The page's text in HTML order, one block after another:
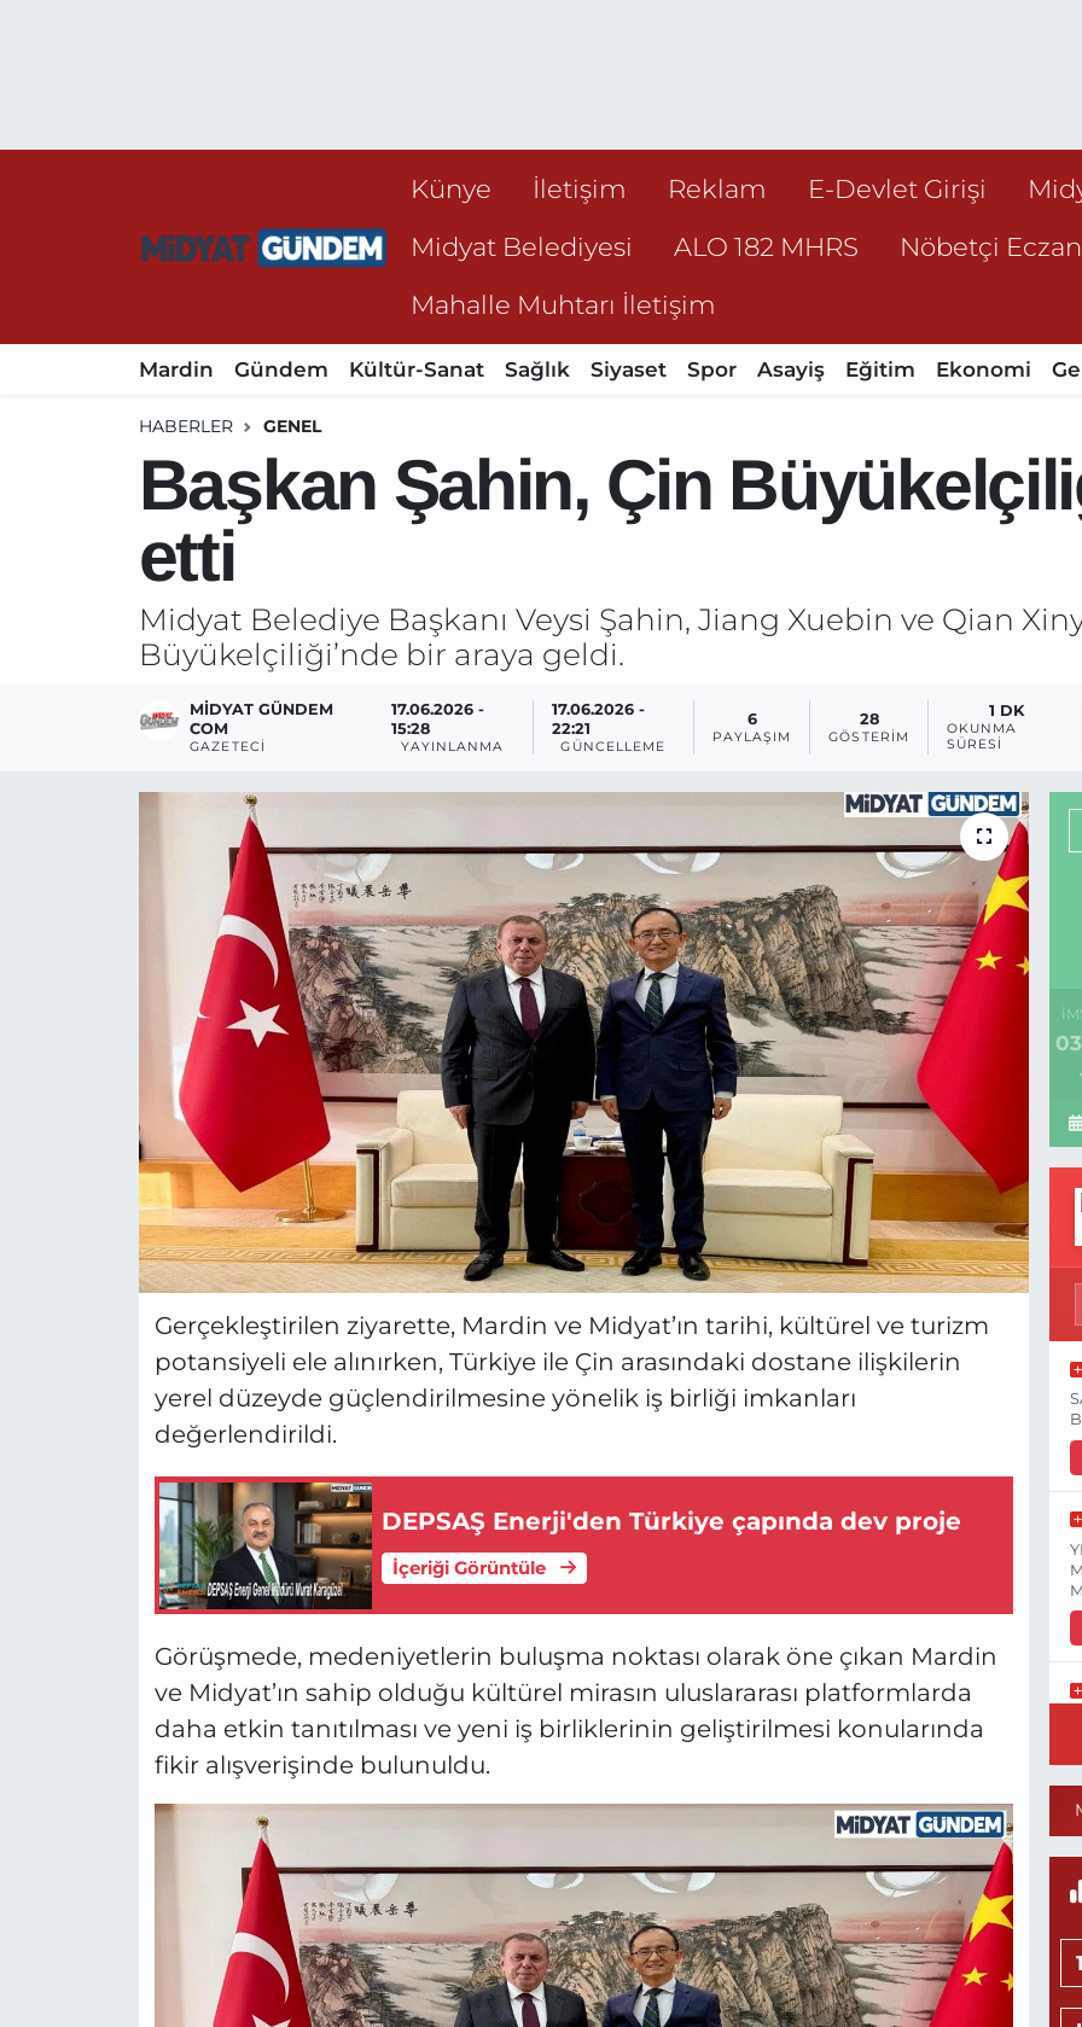
Künye İletişim Reklam E-Devlet Girişi
Midyat Belediyesi
ALO 182 MHRS Nöbetçi
Mahalle Muhtarı İletişim
Mardin Gündem Kültür-Sanat Sağlık Siyaset Spor Asayiş Eğitim Ekonomi
HABERLER GENEL
Başkan Şahin, Çin
etti
Midyat Belediye Başkanı Veysi Şahin, Jiang Xuebin ve Qian
Büyükelçiliği’nde bir araya geldi.
MIDYAT GÜNDEM
COM
GAZETECI
17.06.2026 -
15:28
YAYINLANMA
17.06.2026 -
22:21
GÜNCELLEME
6
PAYLAŞIM
28
GÖSTERIM
1 DK
OKUNMA
SÜRESI
Gerçekleştirilen ziyarette, Mardin ve Midyat’ın tarihi, kültürel ve turizm
potansiyeli ele alınırken, Türkiye ile Çin arasındaki dostane ilişkilerin
yerel düzeyde güçlendirilmesine yönelik iş birliği imkanları
değerlendirildi.
DEPSAŞ Enerji'den Türkiye çapında dev proje
İçeriği Görüntüle
Görüşmede, medeniyetlerin buluşma noktası olarak öne çıkan Mardin
ve Midyat’ın sahip olduğu kültürel mirasın uluslararası platformlarda
daha etkin tanıtılması ve yeni iş birliklerinin geliştirilmesi konularında
fikir alışverişinde bulunuldu.